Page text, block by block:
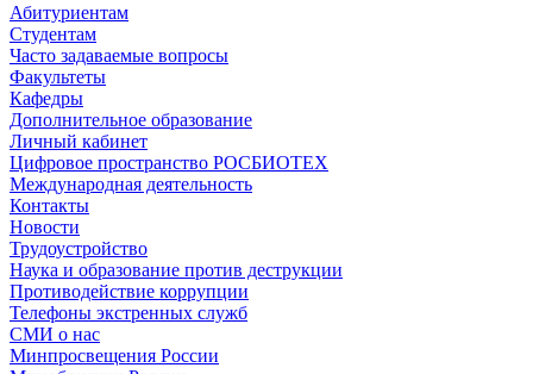
Абитуриентам
Студентам
Часто задаваемые вопросы
Факультеты
Кафедры
Дополнительное образование
Личный кабинет
Цифровое пространство РОСБИОТЕХ
Международная деятельность
Контакты
Новости
Трудоустройство
Наука и образование против деструкции
Противодействие коррупции
Телефоны экстренных служб
СМИ о нас
Минпросвещения России